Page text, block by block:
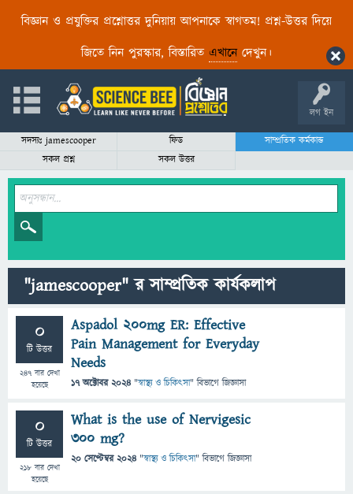
বিজ্ঞান ও প্রযুক্তির প্রশ্নোত্তর দুনিয়ায় আপনাকে স্বাগতম! প্রশ্ন-উত্তর দিয়ে
জিতে নিন পুরস্কার, বিস্তারিত এখানেদেখুন।
লগ ইন
সদস্যঃ jamescooper ফিড
সাম্প্রতিক কর্মকান্ড
সকল প্রশ্ন
সকল উত্তর
"jamescooper" র সাম্প্রতিক কার্যকলাপ
0
টি উত্তর
247বার দেখা
হয়েছে
Aspadol 200mg ER: Effective
Pain Management for Everyday
Needs
17 অক্টোবর 2024 "স্বাস্থ্য ও চিকিৎসা" বিভাগে জিজ্ঞাসা
0
টি উত্তর
218বার দেখা
হয়েছে
What is the use of Nervigesic
300 mg?
20 সেপ্টেম্বর 2024 "স্বাস্থ্য ও চিকিৎসা" বিভাগে জিজ্ঞাসা